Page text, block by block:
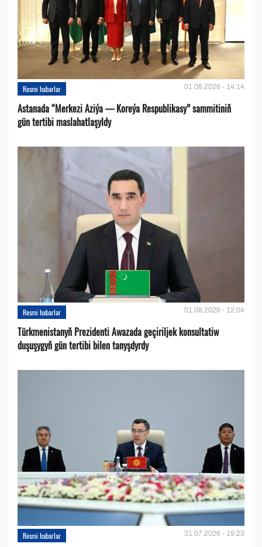
Resmi habarlar 01.08.2026 - 14:14
Astanada “Merkezi Aziýa — Koreýa Respublikasy” sammitiniň
gün tertibi maslahatlaşyldy
Resmi habarlar 01.08.2026 - 12:04
Türkmenistanyň Prezidenti Awazada geçiriljek konsultatiw
duşuşygyň gün tertibi bilen tanyşdyrdy
Resmi habarlar 31.07.2026 - 19:23